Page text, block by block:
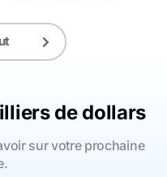
de dollars
sur votre prochaine